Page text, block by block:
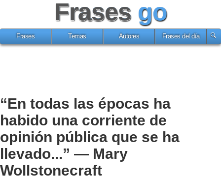
Frases go
Frases Temas Autores Frases del día
“En todas las épocas ha
habido una corriente de
opinión pública que se ha
llevado...” — Mary
Wollstonecraft